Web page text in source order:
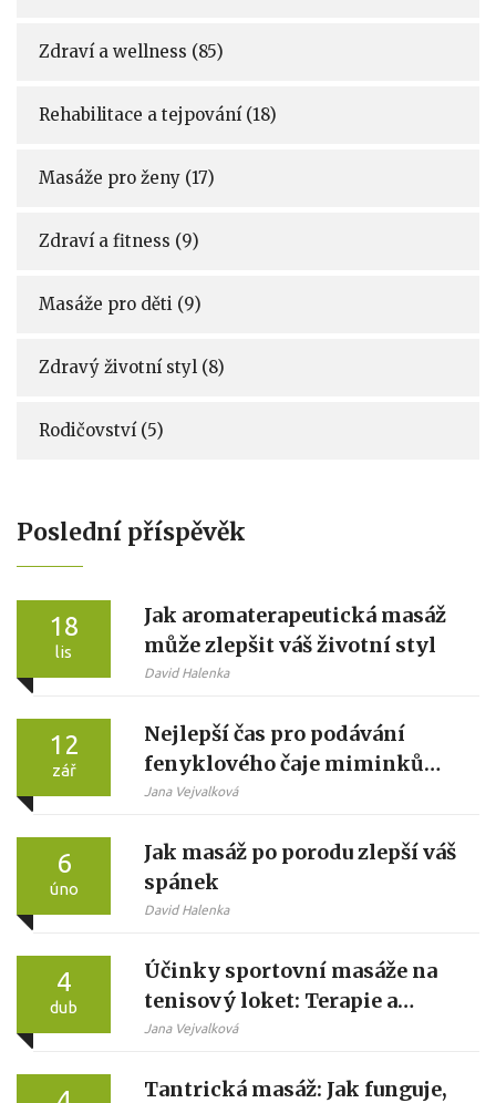
Zdraví a wellness (85)
Rehabilitace a tejpování (18)
Masáže pro ženy (17)
Zdraví a fitness (9)
Masáže pro děti (9)
Zdravý životní styl (8)
Rodičovství (5)
Poslední příspěvěk
18
lis
Jak aromaterapeutická masáž
může zlepšit váš životní styl
David Halenka
12
zář
Nejlepší čas pro podávání
fenyklového čaje miminkům:
praktické tipy a rady
Jana Vejvalková
6
úno
Jak masáž po porodu zlepší váš
spánek
David Halenka
4
dub
Účinky sportovní masáže na
tenisový loket: Terapie a
prevence
Jana Vejvalková
Tantrická masáž: Jak funguje,